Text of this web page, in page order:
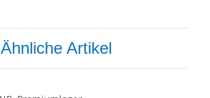
Ähnliche Artikel